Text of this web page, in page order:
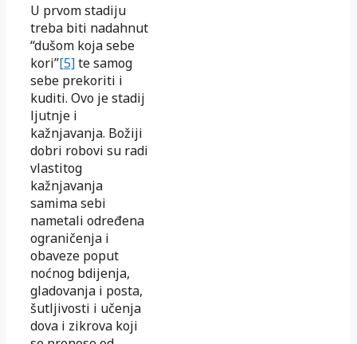
U prvom stadiju
treba biti nadahnut
“dušom koja sebe
kori”[5]te samog
sebe prekoriti i
kuditi. Ovo je stadij
ljutnje i
kažnjavanja. Božiji
dobri robovi su radi
vlastitog
kažnjavanja
samima sebi
nametali određena
ograničenja i
obaveze poput
noćnog bdijenja,
gladovanja i posta,
šutljivosti i učenja
dova i zikrova koji